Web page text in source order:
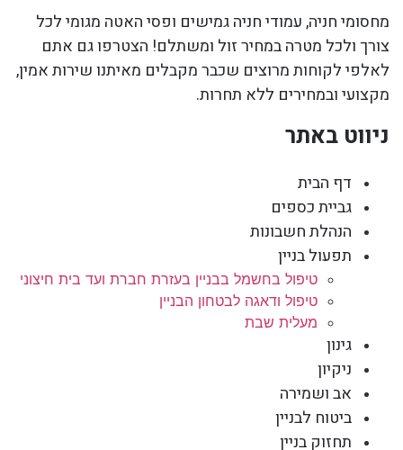
מחסומי חניה, עמודי חניה גמישים ופסי האטה מגומי לכל
צורך ולכל מטרה במחיר זול ומשתלם! הצטרפו גם אתם
לאלפי לקוחות מרוצים שכבר מקבלים מאיתנו שירות אמין,
מקצועי ובמחירים ללא תחרות.
ניווט באתר
דף הבית
גביית כספים
הנהלת חשבונות
תפעול בניין
טיפול בחשמל בבניין בעזרת חברת ועד בית חיצוני
טיפול ודאגה לבטחון הבניין
מעלית שבת
גינון
ניקיון
אב ושמירה
ביטוח לבניין
תחזוק בניין